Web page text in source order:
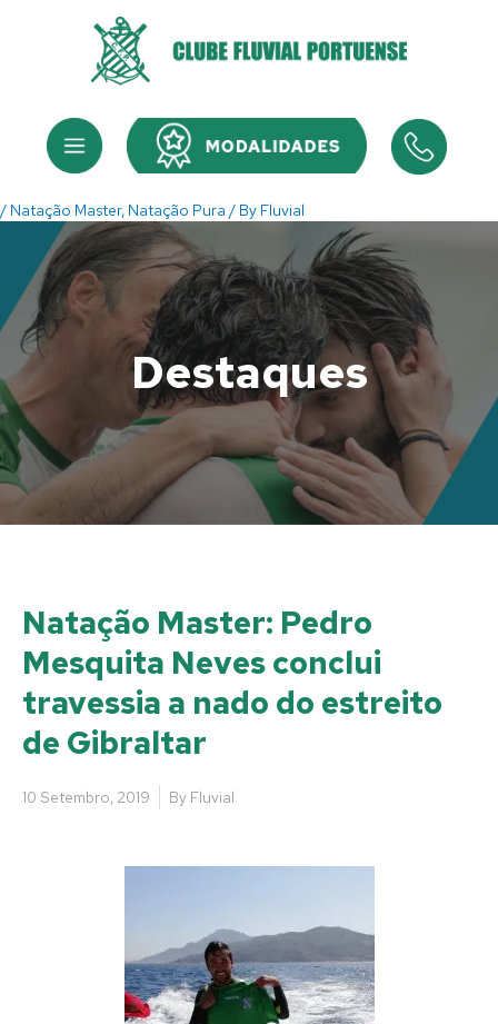
Menu Menu
/ Natação Master, Natação Pura / By Fluvial
Destaques
Natação Master: Pedro
Mesquita Neves conclui
travessia a nado do estreito
de Gibraltar
10 Setembro, 2019 By Fluvial